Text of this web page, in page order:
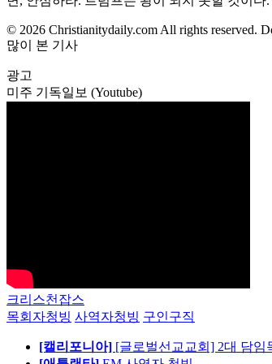
© 2026 Christianitydaily.com All rights reserved.
많이 본 기사
광고
미주 기독일보 (Youtube)
크리스천잡스
목회자청빙 사역자청빙 구인구직
[캘리포니아] [글로벌선교교회] 2대 담임